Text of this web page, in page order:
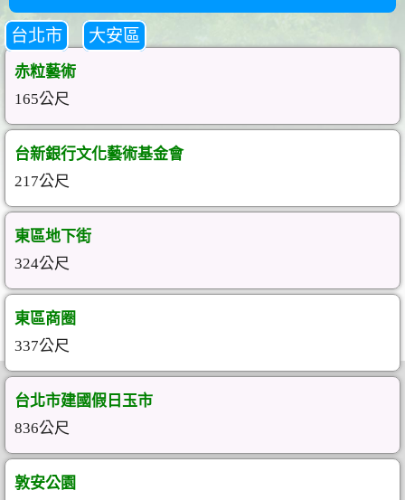
台北市 大安區
赤粒藝術
165公尺
台新銀行文化藝術基金會
217公尺
東區地下街
324公尺
東區商圈
337公尺
台北市建國假日玉市
836公尺
敦安公園